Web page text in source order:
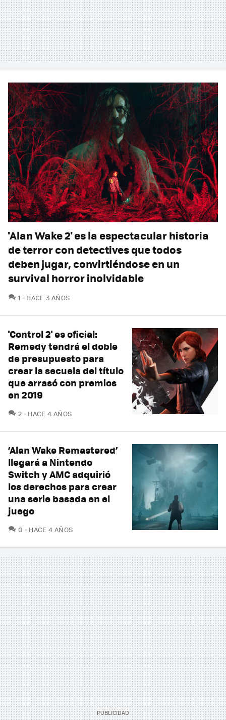
'Alan Wake 2' es la espectacular historia
de terror con detectives que todos
deben jugar, convirtiéndose en un
survival horror inolvidable
1 COMENTARIOS
HACE 3 AÑOS
'Control 2' es oficial:
Remedy tendrá el doble
de presupuesto para
crear la secuela del título
que arrasó con premios
en 2019
2 COMENTARIOS
HACE 4 AÑOS
‘Alan Wake Remastered’
llegará a Nintendo
Switch y AMC adquirió
los derechos para crear
una serie basada en el
juego
0 COMENTARIOS
HACE 4 AÑOS